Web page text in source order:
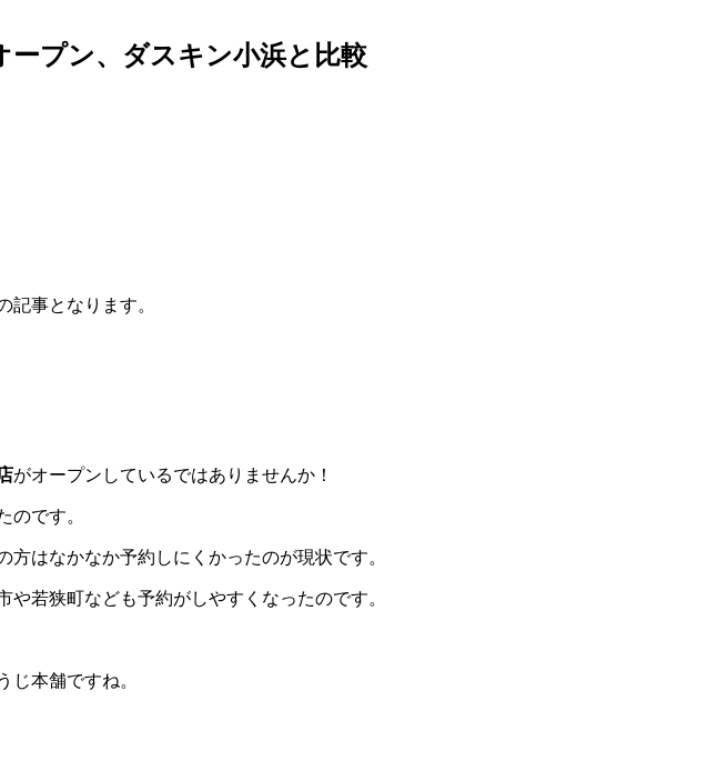
ープン、ダスキン小浜と比較
事となります。
がオープンしているではありませんか！
のです。
はなかなか予約しにくかったのが現状です。
若狭町なども予約がしやすくなったのです。
じ本舗ですね。